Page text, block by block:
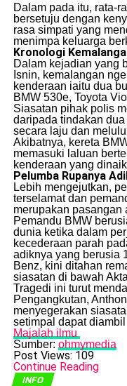
​Dalam pada itu, rata-
bersetuju dengan
rasa simpati yang
menimpa keluarga
Kronologi
​Dalam kejadian yang
Isnin, kemalangan
kenderaan iaitu dua
BMW 530e, Toyota
​Siasatan pihak polis
daripada tindakan
secara laju dan
​Akibatnya, kereta
memasuki laluan
kenderaan yang
Pelumba Rupanya
​Lebih mengejutkan,
terselamat dan
merupakan pasangan
​Pemandu BMW
dunia ketika dalam
kecederaan parah
adiknya yang berusia
Benz, kini ditahan
siasatan di bawah
​Tragedi ini turut
Pengangkutan,
menyegerakan
setimpal dapat
Majalah ilmu
Sumber: ohmymedia
Post Views: 109
Continue Reading
INFO